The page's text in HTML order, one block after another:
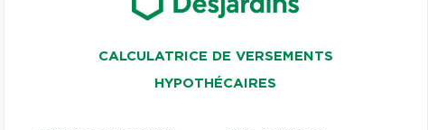
CALCULATRICE DE VERSEMENTS
HYPOTHÉCAIRES